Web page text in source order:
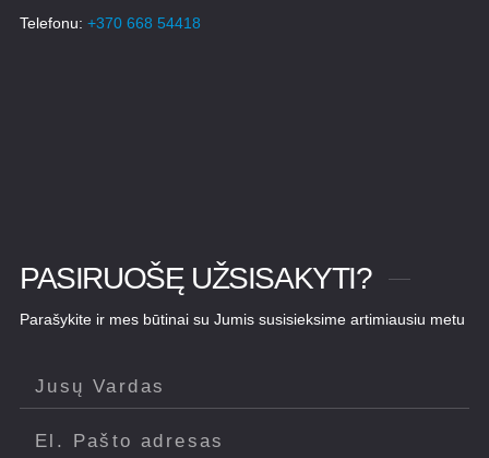
Telefonu: +370 668 54418
PASIRUOŠĘ UŽSISAKYTI?
Parašykite ir mes būtinai su Jumis susisieksime artimiausiu metu